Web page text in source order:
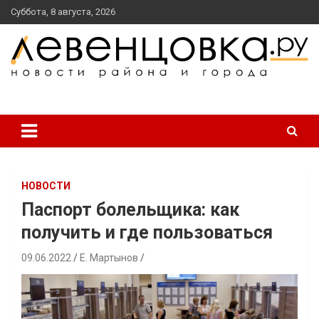
перейти
к
содержанию
Суббота, 8 августа, 2026
НОВОСТИ
Паспорт болельщика: как
получить и где пользоваться
09.06.2022 Е. Мартынов